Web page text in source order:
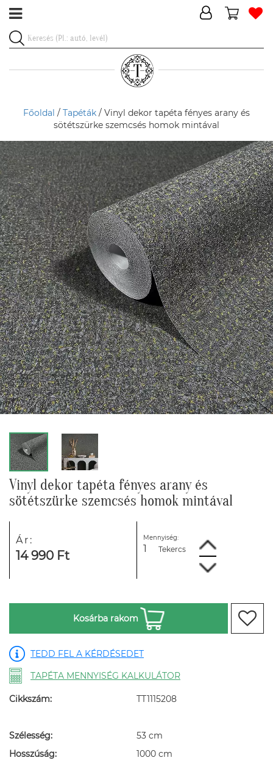
Főoldal / Tapéták / Vinyl dekor tapéta fényes arany és
sötétszürke szemcsés homok mintával
Vinyl dekor tapéta fényes arany és
sötétszürke szemcsés homok mintával
Ár:
14 990 Ft
Mennyiség:
Tekercs
Kosárba rakom
TEDD FEL A KÉRDÉSEDET
TAPÉTA MENNYISÉG KALKULÁTOR
Cikkszám: TT1115208
Szélesség:
53 cm
Hosszúság:
1000 cm